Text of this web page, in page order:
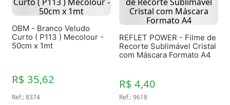
OBM - Branco Veludo
Curto ( P113 ) Mecolour -
50cm x 1mt
R$ 35,62
Ref.:8374
REFLET POWER - Filme de
Recorte Sublimável Cristal
com Máscara Formato A4
R$ 4,40
Ref.:9618